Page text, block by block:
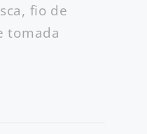
fio de
tomada